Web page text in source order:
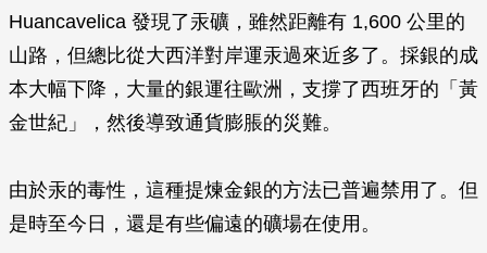
Huancavelica 發現了汞礦，雖然距離有 1,600 公里的
山路，但總比從大西洋對岸運汞過來近多了。採銀的成
本大幅下降，大量的銀運往歐洲，支撐了西班牙的「黃
金世紀」，然後導致通貨膨脹的災難。
由於汞的毒性，這種提煉金銀的方法已普遍禁用了。但
是時至今日，還是有些偏遠的礦場在使用。